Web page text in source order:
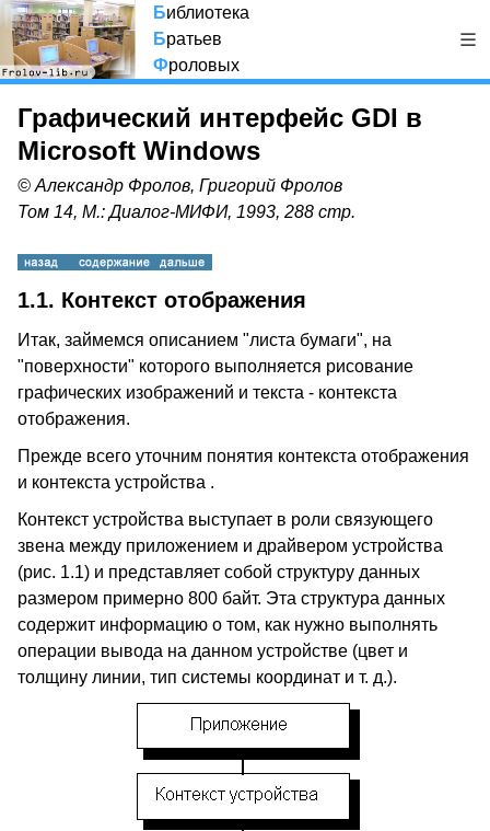
Библиотека
Братьев
Фроловых
Графический интерфейс GDI в
Microsoft Windows
© Александр Фролов, Григорий Фролов
Том 14, М.: Диалог-МИФИ, 1993, 288 стр.
1.1. Контекст отображения
Итак, займемся описанием "листа бумаги", на
"поверхности" которого выполняется рисование
графических изображений и текста - контекста
отображения.
Прежде всего уточним понятия контекста отображения
и контекста устройства .
Контекст устройства выступает в роли связующего
звена между приложением и драйвером устройства
(рис. 1.1) и представляет собой структуру данных
размером примерно 800 байт. Эта структура данных
содержит информацию о том, как нужно выполнять
операции вывода на данном устройстве (цвет и
толщину линии, тип системы координат и т. д.).